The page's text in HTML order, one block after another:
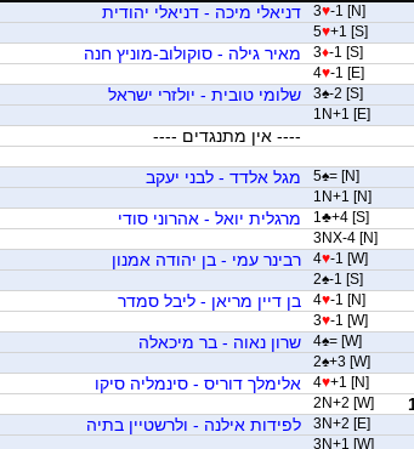
3♥-1 [N] דניאלי מיכה - דניאלי יהודית
5♥+1 [S]
3♦-1 [S] מאיר גילה - סוקולוב-מוניץ חנה
4♥-1 [E]
3♠-2 [S] שלומי טובית - יולזרי ישראל
1N+1 [E]
---- אין מתנגדים ----
5♠= [N] מגל אלדד - לבני יעקב
1N+1 [N]
1 ♣+4 [S] מרגלית יואל - אהרוני סודי
3NX-4 [N]
4♥-1 [W] רבינר עמי - בן יהודה אמנון
2♠-1 [S]
4♥-1 [N] בן דיין מריאן - ליבל סמדר
3♥-1 [W]
4♠= [W] שרון נאוה - בר מיכאלה
2♠+3 [W]
4♥+1 [N] אלימלך דוריס - סינמליה סיקו
2N+2 [W]
3N+2 [E] לפידות אילנה - ולרשטיין בתיה
3N+1 [W]